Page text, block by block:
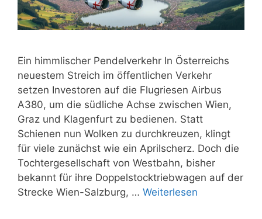
Ein himmlischer Pendelverkehr In Österreichs
neuestem Streich im öffentlichen Verkehr
setzen Investoren auf die Flugriesen Airbus
A380, um die südliche Achse zwischen Wien,
Graz und Klagenfurt zu bedienen. Statt
Schienen nun Wolken zu durchkreuzen, klingt
für viele zunächst wie ein Aprilscherz. Doch die
Tochtergesellschaft von Westbahn, bisher
bekannt für ihre Doppelstocktriebwagen auf der
Strecke Wien-Salzburg, … Weiterlesen